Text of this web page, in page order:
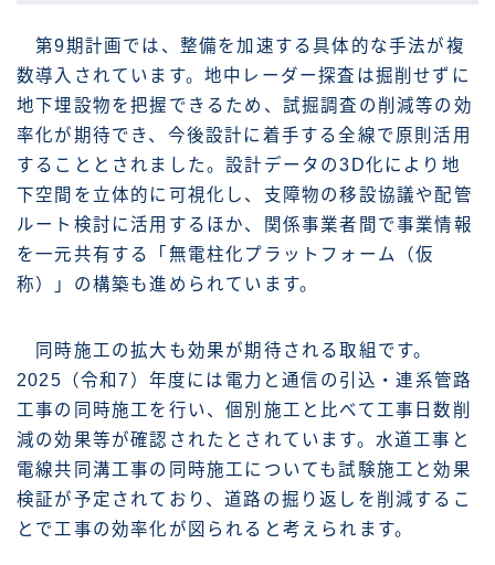
第9期計画では、整備を加速する具体的な手法が複
数導入されています。地中レーダー探査は掘削せずに
地下埋設物を把握できるため、試掘調査の削減等の効
率化が期待でき、今後設計に着手する全線で原則活用
することとされました。設計データの3D化により地
下空間を立体的に可視化し、支障物の移設協議や配管
ルート検討に活用するほか、関係事業者間で事業情報
を一元共有する「無電柱化プラットフォーム（仮
称）」の構築も進められています。
同時施工の拡大も効果が期待される取組です。
2025（令和7）年度には電力と通信の引込・連系管路
工事の同時施工を行い、個別施工と比べて工事日数削
減の効果等が確認されたとされています。水道工事と
電線共同溝工事の同時施工についても試験施工と効果
検証が予定されており、道路の掘り返しを削減するこ
とで工事の効率化が図られると考えられます。